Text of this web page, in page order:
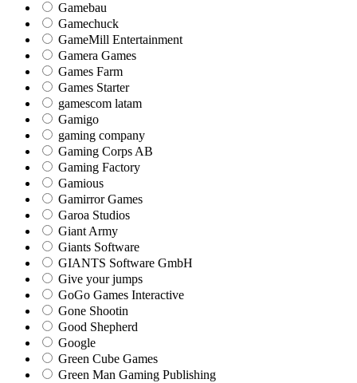
Gamebau
Gamechuck
GameMill Entertainment
Gamera Games
Games Farm
Games Starter
gamescom latam
Gamigo
gaming company
Gaming Corps AB
Gaming Factory
Gamious
Gamirror Games
Garoa Studios
Giant Army
Giants Software
GIANTS Software GmbH
Give your jumps
GoGo Games Interactive
Gone Shootin
Good Shepherd
Google
Green Cube Games
Green Man Gaming Publishing